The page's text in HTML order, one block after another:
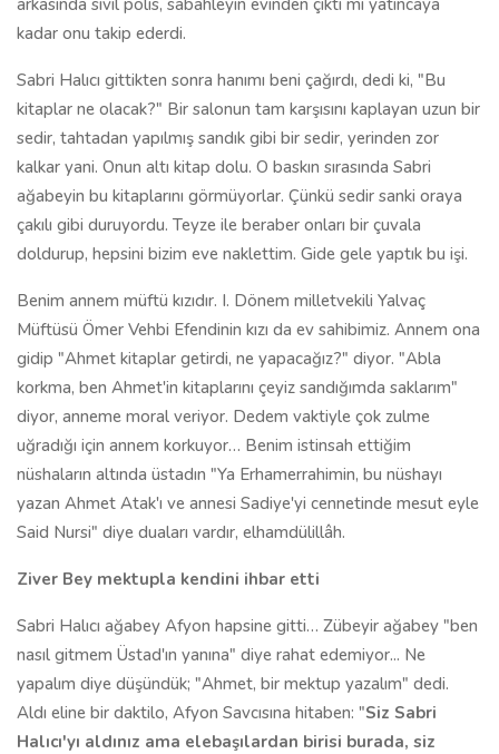
arkasında sivil polis, sabahleyin evinden çıktı mı yatıncaya
kadar onu takip ederdi.
Sabri Halıcı gittikten sonra hanımı beni çağırdı, dedi ki, "Bu
kitaplar ne olacak?" Bir salonun tam karşısını kaplayan uzun bir
sedir, tahtadan yapılmış sandık gibi bir sedir, yerinden zor
kalkar yani. Onun altı kitap dolu. O baskın sırasında Sabri
ağabeyin bu kitaplarını görmüyorlar. Çünkü sedir sanki oraya
çakılı gibi duruyordu. Teyze ile beraber onları bir çuvala
doldurup, hepsini bizim eve naklettim. Gide gele yaptık bu işi.
Benim annem müftü kızıdır. I. Dönem milletvekili Yalvaç
Müftüsü Ömer Vehbi Efendinin kızı da ev sahibimiz. Annem ona
gidip "Ahmet kitaplar getirdi, ne yapacağız?" diyor. "Abla
korkma, ben Ahmet'in kitaplarını çeyiz sandığımda saklarım"
diyor, anneme moral veriyor. Dedem vaktiyle çok zulme
uğradığı için annem korkuyor… Benim istinsah ettiğim
nüshaların altında üstadın "Ya Erhamerrahimin, bu nüshayı
yazan Ahmet Atak'ı ve annesi Sadiye'yi cennetinde mesut eyle
Said Nursi" diye duaları vardır, elhamdülillâh.
Ziver Bey mektupla kendini ihbar etti
Sabri Halıcı ağabey Afyon hapsine gitti… Zübeyir ağabey "ben
nasıl gitmem Üstad'ın yanına" diye rahat edemiyor... Ne
yapalım diye düşündük; "Ahmet, bir mektup yazalım" dedi.
Aldı eline bir daktilo, Afyon Savcısına hitaben: "Siz Sabri
Halıcı'yı aldınız ama elebaşılardan birisi burada, siz